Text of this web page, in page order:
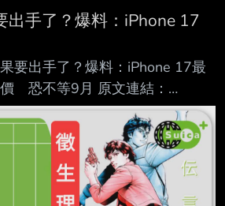
門要求更多算力把一堆post-
決定了foundation model基礎
型有多聰明)卡搶走 造就post-
跑去帶老婆放假 @@ 本以為要
出手了？爆料：iPhone 17
要出手了？爆料：iPhone 17最
恐不等9月 原文連結：
news/67137 發布時間：
記者署名：吳佩樺 原文內
預期，蘋果將在9月發表會調漲
系列等新機售價，屆時也不排除
iPhone價格。不過，最新爆料指